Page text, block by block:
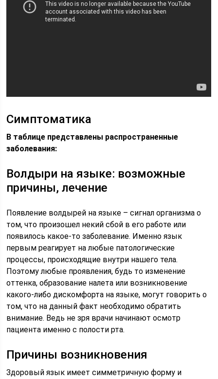
Симптоматика
В таблице представлены распространенные
заболевания:
Волдыри на языке: возможные
причины, лечение
Появление волдырей на языке – сигнал организма о
том, что произошел некий сбой в его работе или
появилось какое-то заболевание. Именно язык
первым реагирует на любые патологические
процессы, происходящие внутри нашего тела.
Поэтому любые проявления, будь то изменение
оттенка, образование налета или возникновение
какого-либо дискомфорта на языке, могут говорить о
том, что на данный факт необходимо обратить
внимание. Ведь не зря врачи начинают осмотр
пациента именно с полости рта.
Причины возникновения
Здоровый язык имеет симметричную форму и